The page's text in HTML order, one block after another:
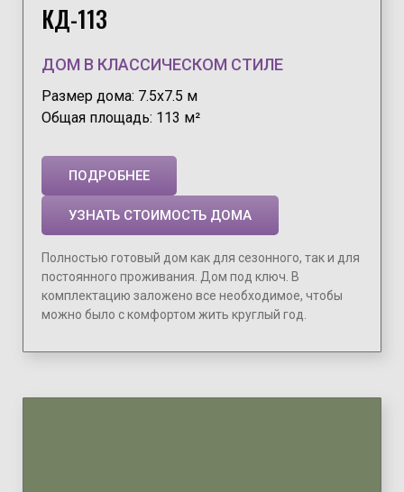
КД-113
ДОМ В КЛАССИЧЕСКОМ СТИЛЕ
Размер дома: 7.5х7.5 м
Общая площадь: 113 м²
ПОДРОБНЕЕ
УЗНАТЬ СТОИМОСТЬ ДОМА
Полностью готовый дом как для сезонного, так и для
постоянного проживания. Дом под ключ. В
комплектацию заложено все необходимое, чтобы
можно было с комфортом жить круглый год.